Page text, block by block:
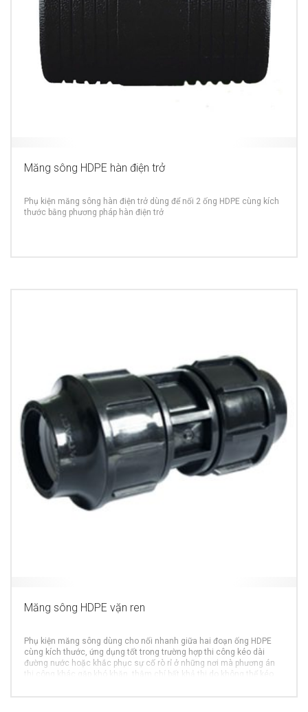
Măng sông HDPE hàn điện trở
Phụ kiện măng sông hàn điện trở dùng để nối 2 ống HDPE cùng kích
thước bằng phương pháp hàn điện trở
Măng sông HDPE vặn ren
Phụ kiện măng sông dùng cho nối nhanh giữa hai đoạn ống HDPE
cùng kích thước, ứng dụng tốt trong trường hợp thi công kéo dài
đường nước hoặc khắc phục sự cố rò rỉ ở những nơi mà phương án
thi công khác gặp khó khăn, thậm chí bất khả thi do không thể kéo